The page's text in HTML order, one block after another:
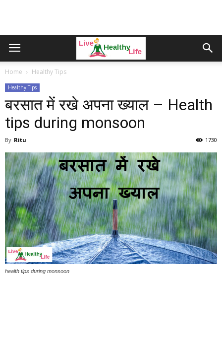
Home Healthy Tips
Healthy Tips
बरसात में रखे अपना ख्याल – Health
tips during monsoon
By Ritu 1730
health tips during monsoon